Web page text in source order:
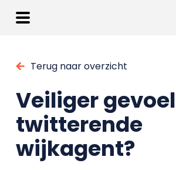
Terug naar overzicht
Veiliger
twitterende
wijkagent?